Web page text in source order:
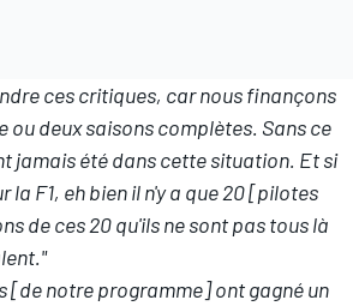
ces critiques, car nous finançons
ou deux saisons complètes. Sans ce
jamais été dans cette situation. Et si
la F1, eh bien il n'y a que 20 [pilotes
de ces 20 qu'ils ne sont pas tous là
[de notre programme] ont gagné un